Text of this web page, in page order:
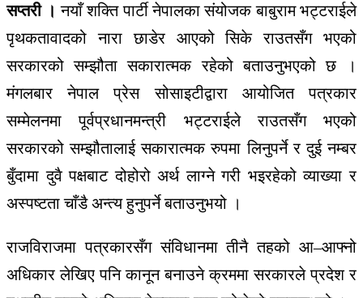
सप्तरी । नयाँ शक्ति पार्टी नेपालका संयोजक बाबुराम भट्टराईले
पृथकतावादको नारा छाडेर आएको सिके राउतसँग भएको
सरकारको सम्झौता सकारात्मक रहेको बताउनुभएको छ ।
मंगलबार नेपाल प्रेस सोसाइटीद्वारा आयोजित पत्रकार
सम्मेलनमा पूर्वप्रधानमन्त्री भट्टराईले राउतसँग भएको
सरकारको सम्झौतालाई सकारात्मक रुपमा लिनुपर्ने र दुई नम्बर
बुँदामा दुवै पक्षबाट दोहोरो अर्थ लाग्ने गरी भइरहेको व्याख्या र
अस्पष्टता चाँडै अन्त्य हुनुपर्ने बताउनुभयो ।
राजविराजमा पत्रकारसँग संविधानमा तीनै तहको आ–आफ्नो
अधिकार लेखिए पनि कानून बनाउने क्रममा सरकारले प्रदेश र